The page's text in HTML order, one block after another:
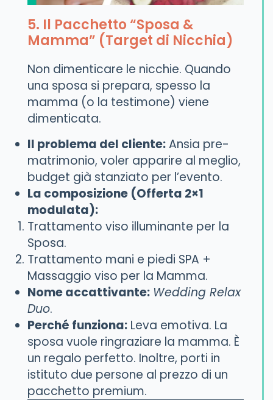
5. Il Pacchetto “Sposa &
Mamma” (Target di Nicchia)
Non dimenticare le nicchie. Quando
una sposa si prepara, spesso la
mamma (o la testimone) viene
dimenticata.
Il problema del cliente:Ansia pre-
matrimonio, voler apparire al meglio,
budget già stanziato per l’evento.
La composizione (Offerta 2×1
modulata):
Trattamento viso illuminante per la
Sposa.
Trattamento mani e piedi SPA +
Massaggio viso per la Mamma.
Nome accattivante: Wedding Relax
Duo.
Perché funziona: Leva emotiva. La
sposa vuole ringraziare la mamma. È
un regalo perfetto. Inoltre, porti in
istituto due persone al prezzo di un
pacchetto premium.